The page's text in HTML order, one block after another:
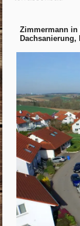
Zimmermann in
Dachsanierung,